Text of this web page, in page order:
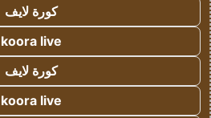
كورة لايف
koora live
كورة لايف
koora live